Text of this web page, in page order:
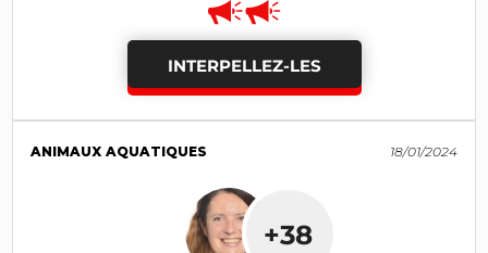
INTERPELLEZ-LES
ANIMAUX AQUATIQUES 18/01/2024
+38